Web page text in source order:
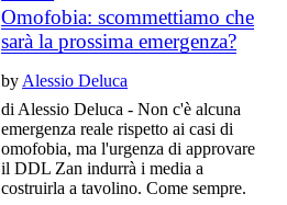
Omofobia: scommettiamo che
sarà la prossima emergenza?
by Alessio Deluca
di Alessio Deluca - Non c'è alcuna
emergenza reale rispetto ai casi di
omofobia, ma l'urgenza di approvare
il DDL Zan indurrà i media a
costruirla a tavolino. Come sempre.